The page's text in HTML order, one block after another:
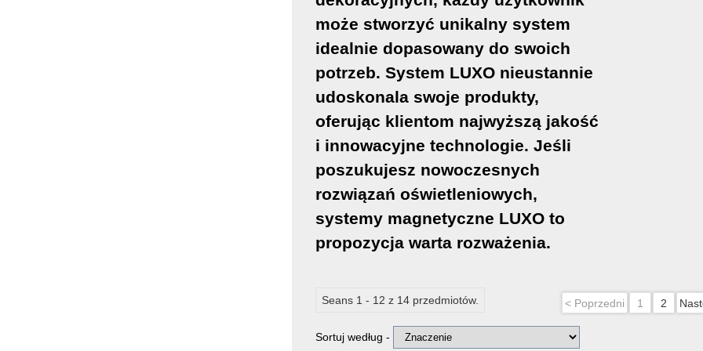
może stworzyć unikalny system
idealnie dopasowany do swoich
potrzeb. System LUXO nieustannie
udoskonala swoje produkty,
oferując klientom najwyższą jakość
i innowacyjne technologie. Jeśli
poszukujesz nowoczesnych
rozwiązań oświetleniowych,
systemy magnetyczne LUXO to
propozycja warta rozważenia.
Seans 1 - 12 z 14 przedmiotów. < Poprzedni 1 2
Sortuj według -